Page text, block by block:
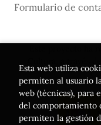
Formulario de
Esta web utiliza
permiten al usuario
web (técnicas), para
del comportamiento
permiten la gestión